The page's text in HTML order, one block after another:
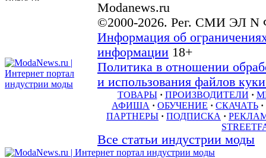
Modanews.ru
©2000-2026. Рег. СМИ ЭЛ N
Информация об
информации 18+
Политика в отношении
и использования файлов
ТОВАРЫ · ПРОИЗВОДИТЕЛИ ·
АФИША · ОБУЧЕНИЕ · СКАЧАТЬ ·
ПАРТНЕРЫ · ПОДПИСКА ·
Все статьи индустрии моды